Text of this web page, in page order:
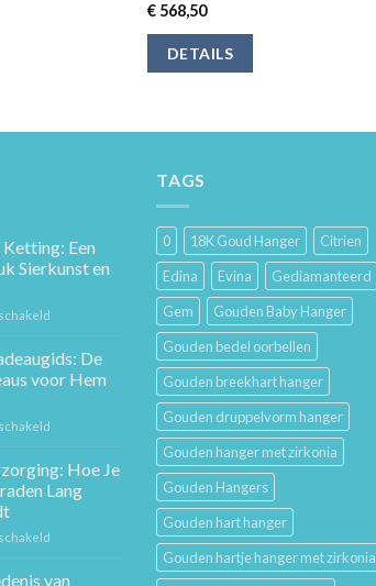
€ 568,50
DETAILS
Een
Sierkunst en
Gouden
Een
Mode
De
voor Hem
Cadeaugids:
De
Beste
Hoe Je
Lang
van
TAGS
0 18K Goud Hanger
Citrien
Edina
Evina
Gediamanteerd
Gem
Gouden Baby Hanger
Gouden bedel oorbellen
Gouden breekhart hanger
Gouden druppelvorm hanger
Gouden hanger met zirkonia
Gouden Hangers
Gouden hart hanger
Gouden hartje hanger met zirkonia